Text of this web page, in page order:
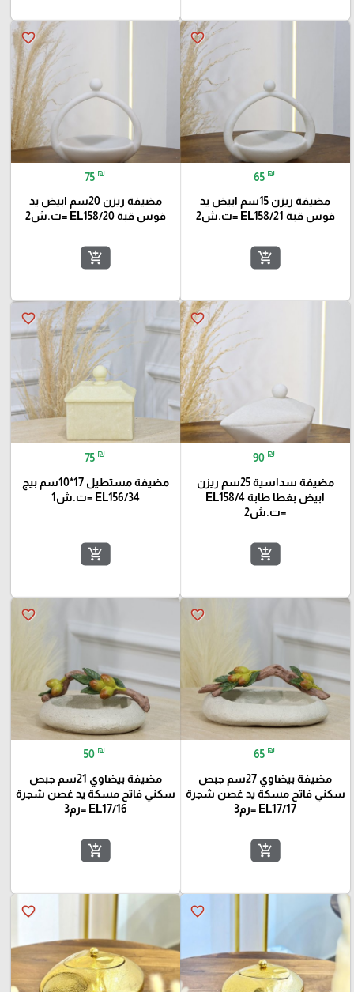
favorite_border
65 ₪
مضيفة ريزن 15سم ابيض يد
قوس قبة EL158/21 =ت.ش2
add_shopping_cart
favorite_border
75 ₪
مضيفة ريزن 20سم ابيض يد
قوس قبة EL158/20 =ت.ش2
add_shopping_cart
favorite_border
90 ₪
مضيفة سداسية 25سم ريزن
ابيض بغطا طابة EL158/4
=ت.ش2
add_shopping_cart
favorite_border
75 ₪
مضيفة مستطيل 17*10سم بيج
EL156/34 =ت.ش1
add_shopping_cart
favorite_border
65 ₪
مضيفة بيضاوي 27سم جبص
سكني فاتح مسكة يد غصن شجرة
EL17/17 =رم3
add_shopping_cart
favorite_border
50 ₪
مضيفة بيضاوي 21سم جبص
سكني فاتح مسكة يد غصن شجرة
EL17/16 =رم3
add_shopping_cart
favorite_border
favorite_border